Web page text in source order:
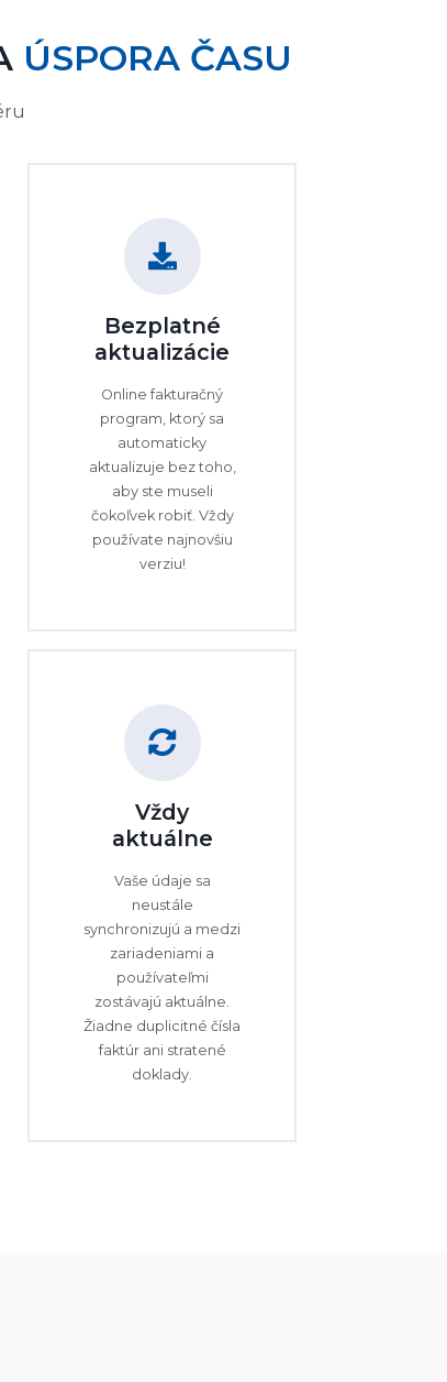
ÚSPORA ČASU
Bezplatné
aktualizácie
Online fakturačný
program, ktorý sa
automaticky
aktualizuje bez toho,
aby ste museli
čokoľvek robiť. Vždy
používate najnovšiu
verziu!
Vždy
aktuálne
Vaše údaje sa
neustále
synchronizujú a medzi
zariadeniami a
používateľmi
zostávajú aktuálne.
Žiadne duplicitné čísla
faktúr ani stratené
doklady.